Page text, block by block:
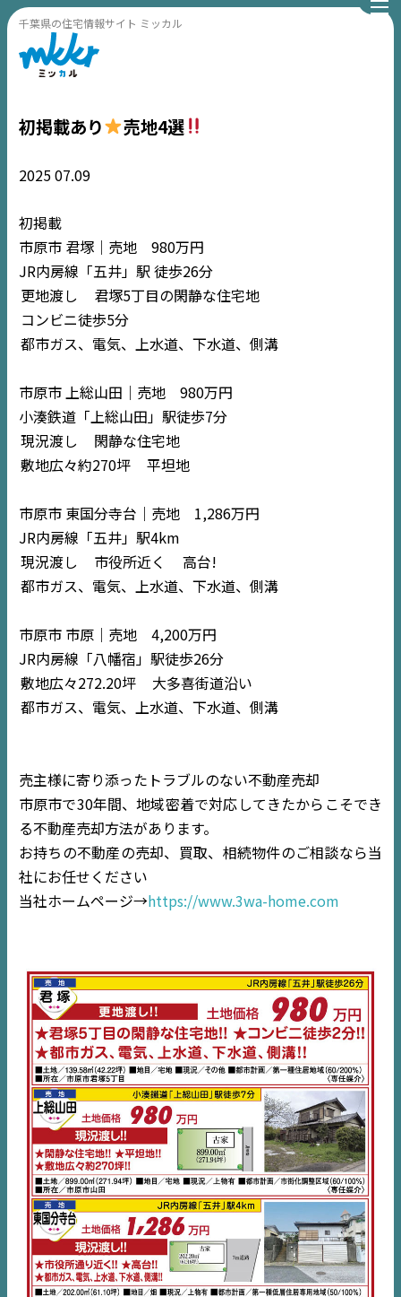
千葉県の住宅情報サイト ミッカル
TOP
住宅情報誌ミッケル
市原エリア
千葉エリア
内房エリア
デジタルサイネージ
不動産一括査定
コラム
初掲載あり 売地4選
202507.09
初掲載
市原市 君塚｜売地 980万円
JR内房線「五井」駅 徒歩26分
更地渡し
君塚5丁目の閑静な住宅地
コンビニ徒歩5分
都市ガス、電気、上水道、下水道、側溝
市原市 上総山田｜売地 980万円
小湊鉄道「上総山田」駅徒歩7分
現況渡し
閑静な住宅地
敷地広々約270坪 平坦地
市原市 東国分寺台｜売地 1,286万円
JR内房線「五井」駅4km
現況渡し
市役所近く
高台!
都市ガス、電気、上水道、下水道、側溝
市原市 市原｜売地 4,200万円
JR内房線「八幡宿」駅徒歩26分
敷地広々272.20坪
大多喜街道沿い
都市ガス、電気、上水道、下水道、側溝
売主様に寄り添ったトラブルのない不動産売却
市原市で30年間、地域密着で対応してきたからこそでき
る不動産売却方法があります。
お持ちの不動産の売却、買取、相続物件のご相談なら当
社にお任せください
当社ホームページ→https://www.3wa-home.com